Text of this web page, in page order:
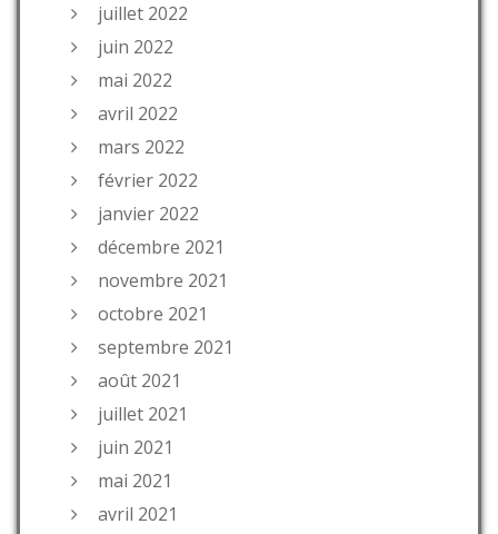
juillet 2022
juin 2022
mai 2022
avril 2022
mars 2022
février 2022
janvier 2022
décembre 2021
novembre 2021
octobre 2021
septembre 2021
août 2021
juillet 2021
juin 2021
mai 2021
avril 2021